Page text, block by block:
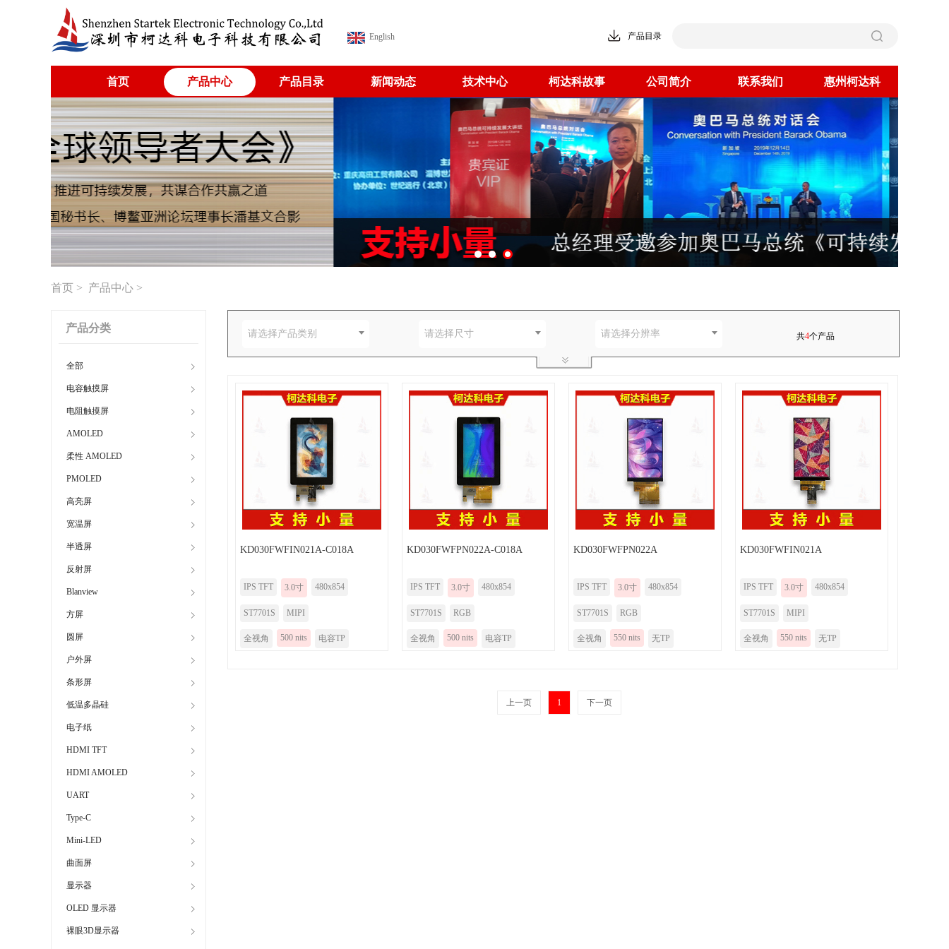
English 产品目录
首页 产品中心 产品目录 新闻动态 技术中心 柯达科故事 公司简介 联系我们 惠州柯达科
首页 > 产品中心 >
产品分类
全部
电容触摸屏
电阻触摸屏
AMOLED
柔性 AMOLED
PMOLED
高亮屏
宽温屏
半透屏
反射屏
Blanview
方屏
圆屏
户外屏
条形屏
低温多晶硅
电子纸
HDMI TFT
HDMI AMOLED
UART
Type-C
Mini-LED
曲面屏
显示器
OLED 显示器
裸眼3D显示器
请选择产品类别 请选择尺寸 请选择分辨率 共4个产品
KD030FWFIN021A-C018A
IPS TFT 3.0寸 480x854
ST7701S MIPI
全视角 500 nits 电容TP
KD030FWFPN022A-C018A
IPS TFT 3.0寸 480x854
ST7701S RGB
全视角 500 nits 电容TP
KD030FWFPN022A
IPS TFT 3.0寸 480x854
ST7701S RGB
全视角 550 nits 无TP
KD030FWFIN021A
IPS TFT 3.0寸 480x854
ST7701S MIPI
全视角 550 nits 无TP
上一页 1 下一页